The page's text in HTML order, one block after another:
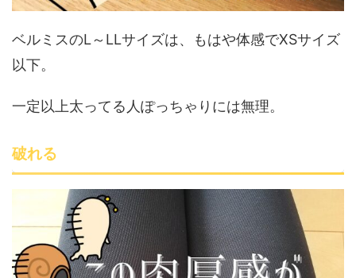
ベルミスのL～LLサイズは、もはや体感でXSサイズ
以下。
一定以上太ってる人ぽっちゃりには無理。
破れる